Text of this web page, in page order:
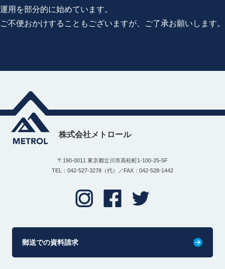
運用を部分的に始めています。
ご不便おかけすることもございますが、ご了承お願いします。
株式会社メトロール
〒190-0011 東京都立川市高松町1-100-25-5F
TEL：042-527-3278（代）／FAX：042-528-1442
郵送での資料請求